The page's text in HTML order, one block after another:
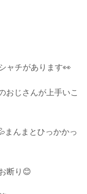
ャチがあります👀
じさんが上手いこ
まんまとひっかかっ
断り😊